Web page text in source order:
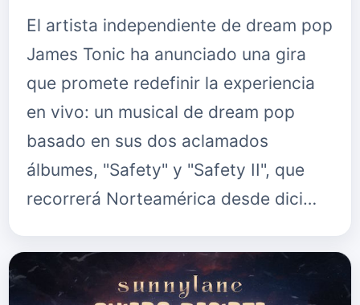
El artista independiente de dream pop
James Tonic ha anunciado una gira
que promete redefinir la experiencia
en vivo: un musical de dream pop
basado en sus dos aclamados
álbumes, "Safety" y "Safety II", que
recorrerá Norteamérica desde dici…